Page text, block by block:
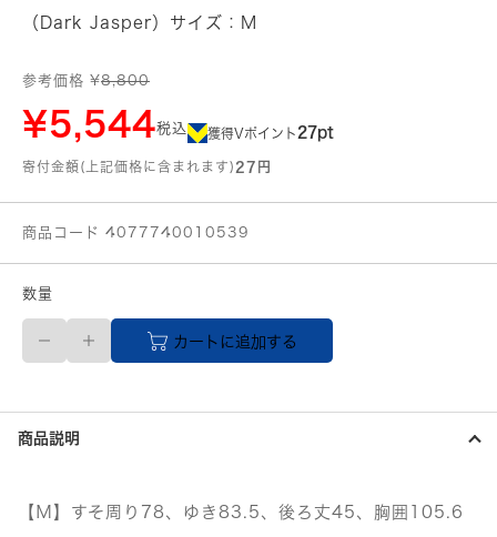
（Dark Jasper）サイズ：M
参考価格 ¥8,800
¥5,544税込 獲得Vポイント 27pt
寄付金額(上記価格に含まれます) 27円
商品コード 4077740010539
数量
PUMA
デ
ー
ス
CLASSICS
ッ
カートに追加する
商品説明
【Ｍ】すそ周り78、ゆき83.5、後ろ丈45、胸囲105.6